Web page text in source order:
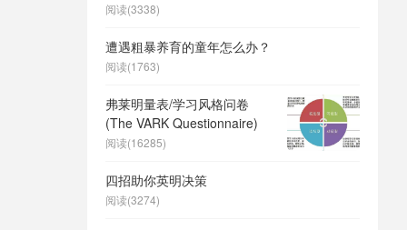
阅读(3338)
遭遇粗暴养育的童年怎么办？
阅读(1763)
弗莱明量表/学习风格问卷
(The VARK Questionnaire)
阅读(16285)
四招助你英明决策
阅读(3274)